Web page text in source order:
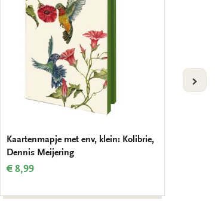
Kaartenmapje met env, klein: Kolibrie,
Dennis Meijering
€ 8,99